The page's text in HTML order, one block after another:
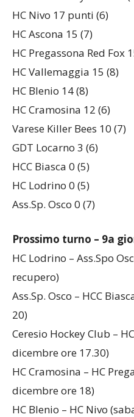
HC Nivo 17 punti (6)
HC Ascona 15 (7)
HC Pregassona Red Fox
HC Vallemaggia 15 (8)
HC Blenio 14 (8)
HC Cramosina 12 (6)
Varese Killer Bees 10 (7)
GDT Locarno 3 (6)
HCC Biasca 0 (5)
HC Lodrino 0 (5)
Ass.Sp. Osco 0 (7)
Prossimo turno – 9a
HC Lodrino – Ass.Spo
recupero)
Ass.Sp. Osco – HCC
20)
Ceresio Hockey Club –
dicembre ore 17.30)
HC Cramosina – HC
dicembre ore 18)
HC Blenio – HC Nivo